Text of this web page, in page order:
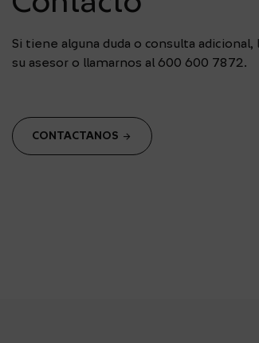
Si tiene alguna duda o consulta
su asesor o llamarnos al 600 600 7872.
CONTACTANOS arrow_forward